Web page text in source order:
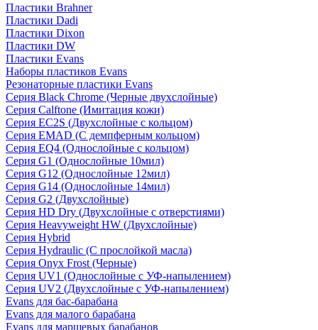
Пластики Brahner
Пластики Dadi
Пластики Dixon
Пластики DW
Пластики Evans
Наборы пластиков Evans
Резонаторные пластики Evans
Серия Black Chrome (Черные двухслойные)
Серия Calftone (Имитация кожи)
Серия EC2S (Двухслойные с кольцом)
Серия EMAD (С демпферным кольцом)
Серия EQ4 (Однослойные с кольцом)
Серия G1 (Однослойные 10мил)
Серия G12 (Однослойные 12мил)
Серия G14 (Однослойные 14мил)
Серия G2 (Двухслойные)
Серия HD Dry (Двухслойные с отверстиями)
Серия Heavyweight HW (Двухслойные)
Серия Hybrid
Серия Hydraulic (С прослойкой масла)
Серия Onyx Frost (Черные)
Серия UV1 (Однослойные с УФ-напылением)
Серия UV2 (Двухслойные с УФ-напылением)
Evans для бас-барабана
Evans для малого барабана
Evans для маршевых барабанов